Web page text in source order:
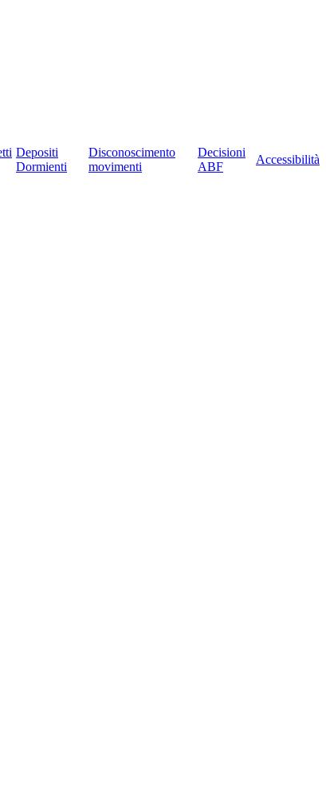
Depositi
Dormienti
Disconoscimento
movimenti
Decisioni
ABF
Accessibilità